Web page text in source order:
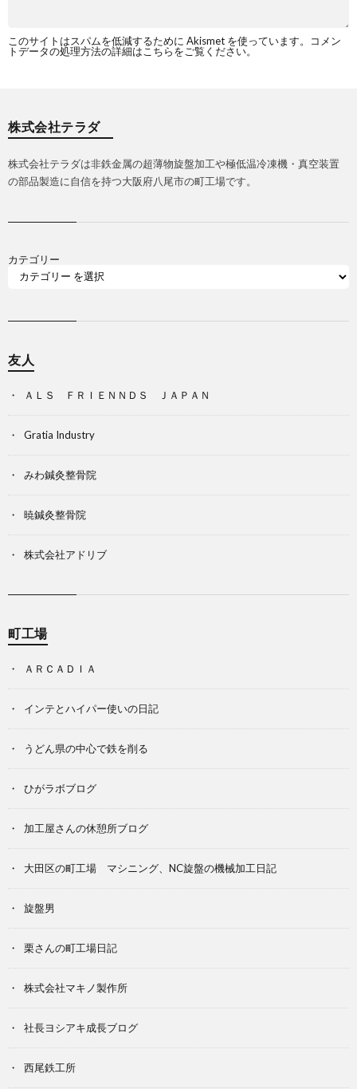
このサイトはスパムを低減するために Akismet を使っています。
コメン
トデータの処理方法の詳細はこちらをご覧ください。
株式会社テラダ
株式会社テラダは非鉄金属の超薄物旋盤加工や極低温冷凍機・真空装置
の部品製造に自信を持つ大阪府八尾市の町工場です。
カテゴリー
友人
ＡＬＳ ＦＲＩＥＮＮＤＳ ＪＡＰＡＮ
Gratia Industry
みわ鍼灸整骨院
暁鍼灸整骨院
株式会社アドリブ
町工場
ＡＲＣＡＤＩＡ
インテとハイパー使いの日記
うどん県の中心で鉄を削る
ひがラボブログ
加工屋さんの休憩所ブログ
大田区の町工場 マシニング、NC旋盤の機械加工日記
旋盤男
栗さんの町工場日記
株式会社マキノ製作所
社長ヨシアキ成長ブログ
西尾鉄工所